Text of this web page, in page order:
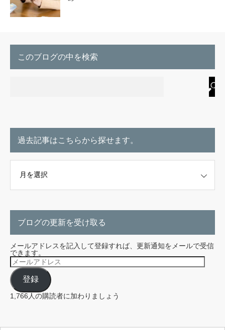
このブログの中を検索
過去記事はこちらから探せます。
ブログの更新を受け取る
メールアドレスを記入して登録すれば、更新通知をメールで受信
できます。
メ
ー
ル
ア
ド
レ
ス
登録
1,766人の購読者に加わりましょう